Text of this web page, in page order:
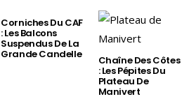
Corniches Du CAF
: Les Balcons
Suspendus De La
Grande Candelle Chaîne Des Côtes
: Les Pépites Du
Plateau De
Manivert